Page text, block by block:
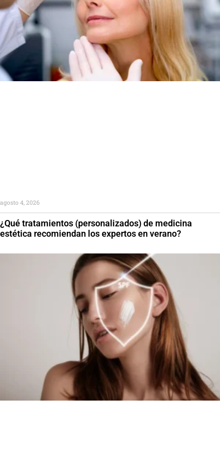
¿Qué tratamientos (personalizados) de medicina
estética recomiendan los expertos en verano?
agosto 4, 2026